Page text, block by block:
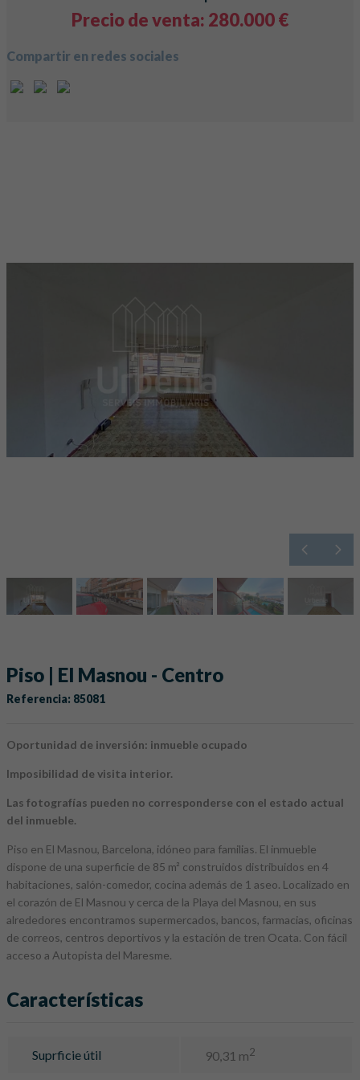
Precio de venta: 280.000 €
Compartir en redes sociales
Piso | El Masnou - Centro
Referencia: 85081
Oportunidad de inversión: inmueble ocupado
Imposibilidad de visita interior.
Las fotografías pueden no corresponderse con el estado actual
del inmueble.
Piso en El Masnou, Barcelona, idóneo para familias. El inmueble
dispone de una superficie de 85 m² construidos distribuidos en 4
habitaciones, salón-comedor, cocina además de 1 aseo. Localizado en
el corazón de El Masnou y cerca de la Playa del Masnou, en sus
alrededores encontramos supermercados, bancos, farmacias, oficinas
de correos, centros deportivos y la estación de tren Ocata. Con fácil
acceso a Autopista del Maresme.
Características
Suprficie útil 90,31 m2